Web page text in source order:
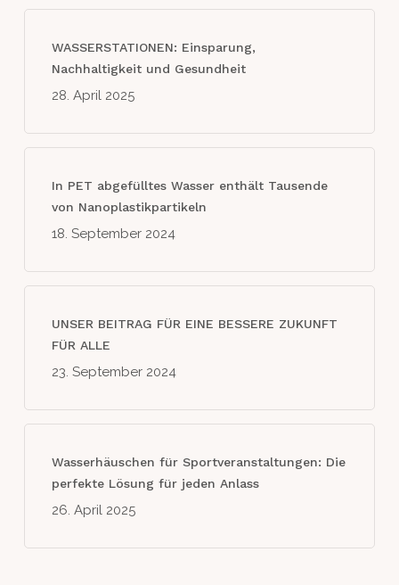
WASSERSTATIONEN: Einsparung,
Nachhaltigkeit und Gesundheit
28. April 2025
In PET abgefülltes Wasser enthält Tausende
von Nanoplastikpartikeln
18. September 2024
UNSER BEITRAG FÜR EINE BESSERE ZUKUNFT
FÜR ALLE
23. September 2024
Wasserhäuschen für Sportveranstaltungen: Die
perfekte Lösung für jeden Anlass
26. April 2025